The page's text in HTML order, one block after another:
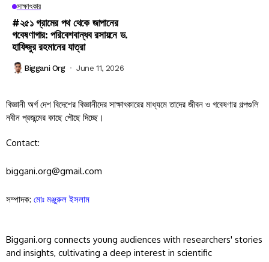
সাক্ষাৎকার
#২৫১ গ্রামের পথ থেকে জাপানের
গবেষণাগার: পরিবেশবান্ধব রসায়নে ড.
হাফিজুর রহমানের যাত্রা
Biggani Org June 11, 2026
বিজ্ঞানী অর্গ দেশ বিদেশের বিজ্ঞানীদের সাক্ষাৎকারের মাধ্যমে তাদের জীবন ও গবেষণার গল্পগুলি
নবীন প্রজন্মের কাছে পৌছে দিচ্ছে।
Contact:
biggani.org@gmail.com
সম্পাদক: মোঃ মঞ্জুরুল ইসলাম
Biggani.org connects young audiences with researchers' stories
and insights, cultivating a deep interest in scientific